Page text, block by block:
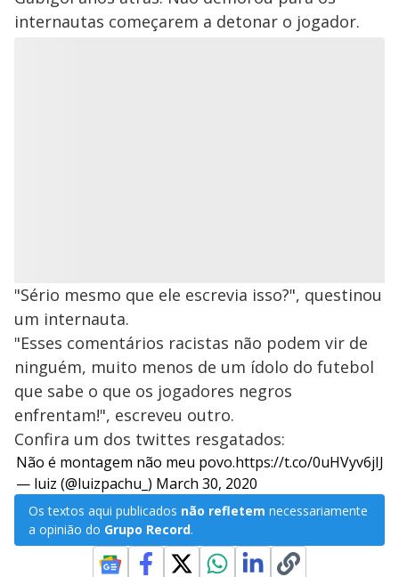
internautas começarem a detonar o jogador.
"Sério mesmo que ele escrevia isso?", questinou
um internauta.
"Esses comentários racistas não podem vir de
ninguém, muito menos de um ídolo do futebol
que sabe o que os jogadores negros
enfrentam!", escreveu outro.
Confira um dos twittes resgatados:
Não é montagem não meu povo.https://t.co/0uHVyv6jIJ
— luiz (@luizpachu_) March 30, 2020
Os textos aqui publicados não refletem necessariamente
a opinião do Grupo Record.